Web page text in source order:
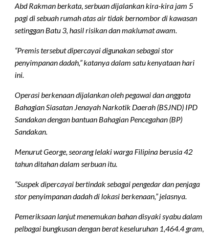
Abd Rakman berkata, serbuan dijalankan kira-kira jam 5
pagi di sebuah rumah atas air tidak bernombor di kawasan
setinggan Batu 3, hasil risikan dan maklumat awam.
“Premis tersebut dipercayai digunakan sebagai stor
penyimpanan dadah,” katanya dalam satu kenyataan hari
ini.
Operasi berkenaan dijalankan oleh pegawai dan anggota
Bahagian Siasatan Jenayah Narkotik Daerah (BSJND) IPD
Sandakan dengan bantuan Bahagian Pencegahan (BP)
Sandakan.
Menurut George, seorang lelaki warga Filipina berusia 42
tahun ditahan dalam serbuan itu.
“Suspek dipercayai bertindak sebagai pengedar dan penjaga
stor penyimpanan dadah di lokasi berkenaan,” jelasnya.
Pemeriksaan lanjut menemukan bahan disyaki syabu dalam
pelbagai bungkusan dengan berat keseluruhan 1,464.4 gram,